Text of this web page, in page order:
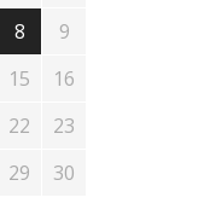
8
9
15
16
22
23
29
30